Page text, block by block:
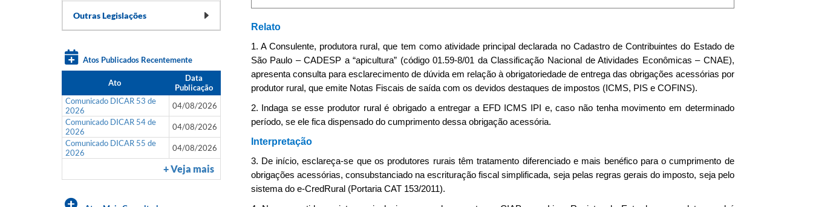
Outras Legislações
Atos Publicados Recentemente
Ato
Data
Publicação
Comunicado DICAR 53 de
2026
04/08/2026
Comunicado DICAR 54 de
2026
04/08/2026
Comunicado DICAR 55 de
2026
04/08/2026
+ Veja mais
Relato
1. A Consulente, produtora rural, que tem como atividade principal declarada no Cadastro de Contribuintes do Estado de
São Paulo – CADESP a “apicultura” (código 01.59-8/01 da Classificação Nacional de Atividades Econômicas – CNAE),
apresenta consulta para esclarecimento de dúvida em relação à obrigatoriedade de entrega das obrigações acessórias por
produtor rural, que emite Notas Fiscais de saída com os devidos destaques de impostos (ICMS, PIS e COFINS).
2. Indaga se esse produtor rural é obrigado a entregar a EFD ICMS IPI e, caso não tenha movimento em determinado
período, se ele fica dispensado do cumprimento dessa obrigação acessória.
Interpretação
3. De início, esclareça-se que os produtores rurais têm tratamento diferenciado e mais benéfico para o cumprimento de
obrigações acessórias, consubstanciado na escrituração fiscal simplificada, seja pelas regras gerais do imposto, seja pelo
sistema do e-CredRural (Portaria CAT 153/2011).